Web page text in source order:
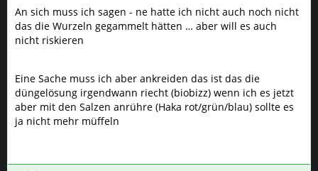
An sich muss ich sagen - ne hatte ich nicht auch noch nicht
das die Wurzeln gegammelt hätten … aber will es auch
nicht riskieren
Eine Sache muss ich aber ankreiden das ist das die
düngelösung irgendwann riecht (biobizz) wenn ich es jetzt
aber mit den Salzen anrühre (Haka rot/grün/blau) sollte es
ja nicht mehr müffeln